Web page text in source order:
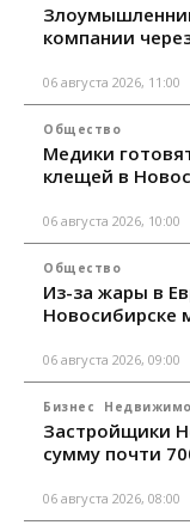
компании
06 августа 2026, 11:00
Общество
Медики
клещей в
06 августа 2026, 10:00
Общество
Из-за жары в
Новосибирске
06 августа 2026, 09:00
Бизнес
Застройщики
сумму почти
06 августа 2026, 08:00